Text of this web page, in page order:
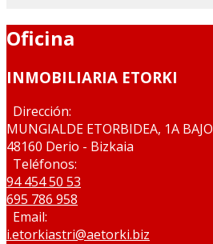
Oficina
INMOBILIARIA ETORKI
Dirección:
MUNGIALDE ETORBIDEA, 1A BAJO
48160 Derio - Bizkaia
Teléfonos:
94 454 50 53
695 786 958
Email:
i.etorkiastri@aetorki.biz